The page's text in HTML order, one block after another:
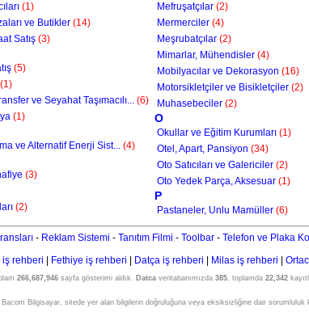
(1)
ve Butikler (14)
Satış (3)
(5)
(1)
ve Seyahat Taşımacılı... (6)
(1)
ve Alternatif Enerji Sist... (4)
(3)
(2)
Mefruşatçılar (2)
Mermerciler (4)
Meşrubatçılar (2)
Mimarlar, Mühendisler (4)
Mobilyacılar ve Dekorasyon (16)
Motorsikletçiler ve Bisikletçiler (2)
Muhasebeciler (2)
O
Okullar ve Eğitim Kurumları (1)
Otel, Apart, Pansiyon (34)
Oto Satıcıları ve Galericiler (2)
Oto Yedek Parça, Aksesuar (1)
P
Pastaneler, Unlu Mamüller (6)
- Reklam Sistemi - Tanıtım Filmi - Toolbar - Telefon ve Plaka
iş rehberi Fethiye iş rehberi Datça iş rehberi Milas iş rehberi
266,687,946 sayfa gösterimi aldık. Datca veritabanımızda 385, toplamda 22,342
Bilgisayar, sitede yer alan bilgilerin doğruluğuna veya eksiksizliğine dair sorumluluk